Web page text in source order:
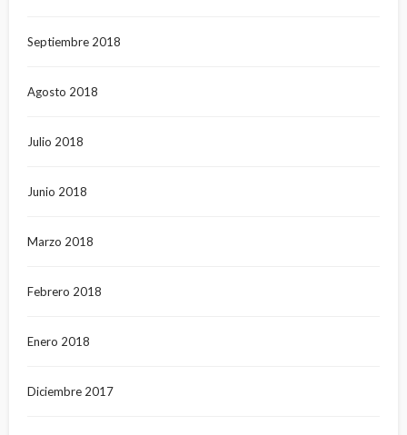
Septiembre 2018
Agosto 2018
Julio 2018
Junio 2018
Marzo 2018
Febrero 2018
Enero 2018
Diciembre 2017